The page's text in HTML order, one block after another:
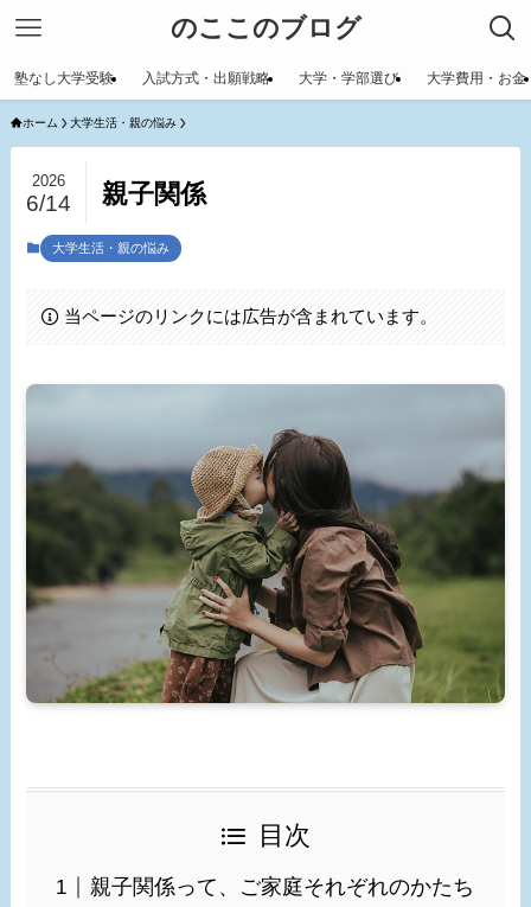
のここのブログ
塾なし大学受験 入試方式・出願戦略 大学・学部選び 大学費用・お金
ホーム 大学生活・親の悩み
親子関係
2026
6/14
大学生活・親の悩み
当ページのリンクには広告が含まれています。
目次
親子関係って、ご家庭それぞれのかたち